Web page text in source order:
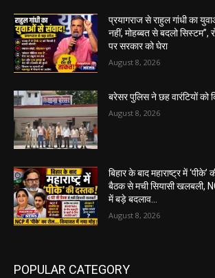
प्रयागराज से राहुल गांधी का
नहीं, मोहब्बत से बदलो सिस्टम”,
पर सरकार को घेरा
August 8, 2026
बरेसर पुलिस ने छह वारंटियों को
August 8, 2026
बिहार के बाद महाराष्ट्र में
बैठक से मची सियासी खलबली,
में बड़े बदलाव...
August 8, 2026
POPULAR CATEGORY